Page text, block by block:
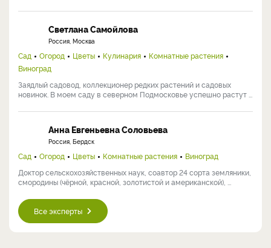
Светлана Самойлова
Россия, Москва
Сад Огород Цветы Кулинария
Комнатные растения
Виноград
Заядлый садовод, коллекционер редких растений и садовых
новинок. В моем саду в северном Подмосковье успешно растут ...
Анна Евгеньевна Соловьева
Россия, Бердск
Сад Огород Цветы Комнатные растения
Виноград
Доктор сельскохозяйственных наук, соавтор 24 сорта земляники,
смородины (чёрной, красной, золотистой и американской), ...
Все эксперты